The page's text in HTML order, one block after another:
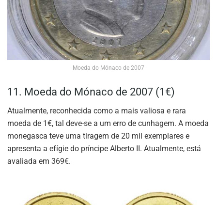
Moeda do Mónaco de 2007
11. Moeda do Mónaco de 2007 (1€)
Atualmente, reconhecida como a mais valiosa e rara
moeda de 1€, tal deve-se a um erro de cunhagem. A moeda
monegasca teve uma tiragem de 20 mil exemplares e
apresenta a efígie do príncipe Alberto II. Atualmente, está
avaliada em 369€.